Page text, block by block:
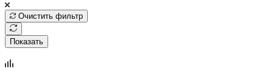
Очистить фильтр
Показать